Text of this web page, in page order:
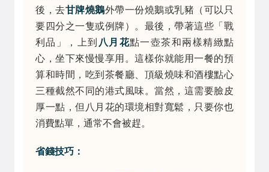
後，去甘牌燒鵝外帶一份燒鵝或乳豬（可以只
要四分之一隻或例牌）。最後，帶著這些「戰
利品」，上到 八月花點一壺茶和兩樣精緻點
心，坐下來慢慢享用。這樣你就能用一餐的預
算和時間，吃到茶餐廳、頂級燒味和酒樓點心
三種截然不同的港式風味。當然，這需要臉皮
厚一點，但八月花的環境相對寬鬆，只要你也
消費點單，通常不會被趕。
省錢技巧：